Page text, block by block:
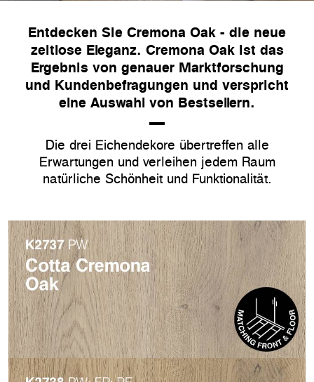
Entdecken Sie Cremona Oak - die neue
zeitlose Eleganz. Cremona Oak ist das
Ergebnis von genauer Marktforschung
und Kundenbefragungen und verspricht
eine Auswahl von Bestsellern.
Die drei Eichendekore übertreffen alle
Erwartungen und verleihen jedem Raum
natürliche Schönheit und Funktionalität.